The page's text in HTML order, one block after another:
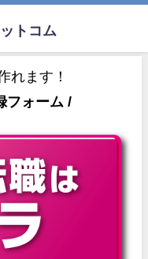
トコム
れます！
フォーム /